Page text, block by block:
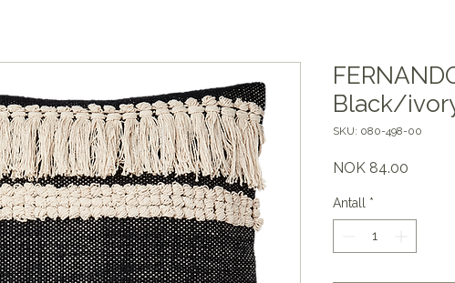
Black/
SKU: 080-498-00
NOK 84.00
Antall *